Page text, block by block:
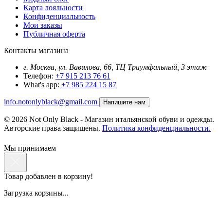
Карта лояльности
Конфиденциальность
Мои заказы
Публичная оферта
Контакты магазина
г. Москва, ул. Вавилова, 66, ТЦ Триумфальный, 3 этаж
Телефон: +7 915 213 76 61
What's app: +7 985 224 15 87
info.notonlyblack@gmail.com Напишите нам
© 2026 Not Only Black - Магазин итальянской обуви и одежды.
Авторские права защищены. Политика конфиденциальности.
Мы принимаем
Товар добавлен в корзину!
Загрузка корзины...